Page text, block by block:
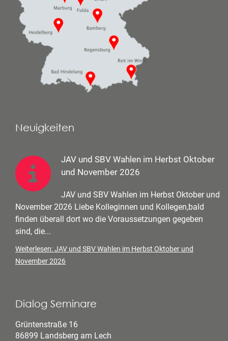
Neuigkeiten
JAV und SBV Wahlen im Herbst Oktober
und November 2026
JAV und SBV Wahlen im Herbst Oktober und
November 2026 Liebe Kolleginnen und Kollegen,bald
finden überall dort wo die Voraussetzungen gegeben
sind, die...
Weiterlesen: JAV und SBV Wahlen im Herbst Oktober und
November 2026
Dialog Seminare
Grüntenstraße 16
86899 Landsberg am Lech